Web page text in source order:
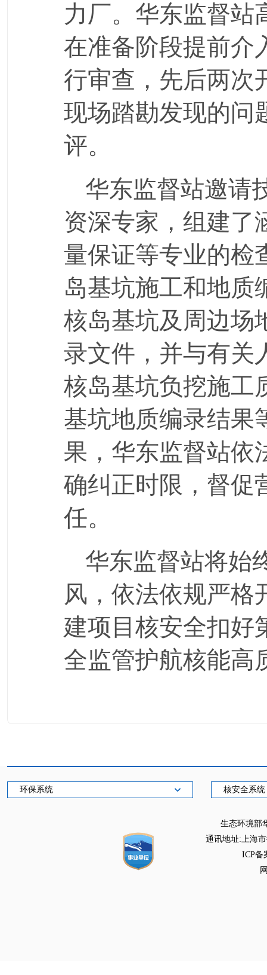
力厂。华东监督站
在准备阶段提前介
行审查，先后两次
现场踏勘发现的问
评。
华东监督站邀请
资深专家，组建了
量保证等专业的检
岛基坑施工和地质
核岛基坑及周边场
录文件，并与有关
核岛基坑负挖施工
基坑地质编录结果
果，华东监督站依
确纠正时限，督促
任。
华东监督站将始
风，依法依规严格
建项目核安全扣好
全监管护航核能高
环保系统 核安全系统
生态环境部
通讯地址:上海
ICP备